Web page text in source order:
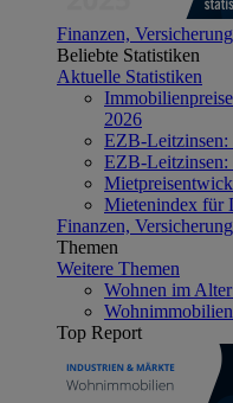
Finanzen,
Beliebte Statistiken
Aktuelle Statistiken
2026
EZB-Leitzinsen:
EZB-Leitzinsen:
Mietenindex für
Finanzen,
Themen
Weitere Themen
Wohnen im
Top Report